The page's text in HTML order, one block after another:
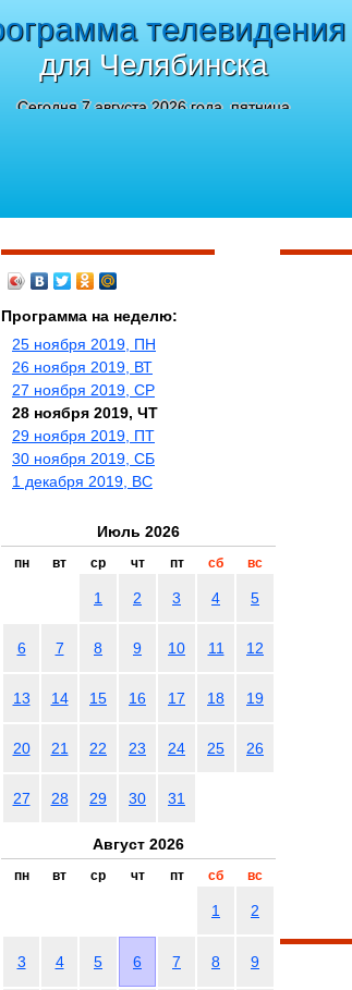
телевидения
для Челябинска
Сегодня 7 августа 2026 года, пятница
Программа на неделю:
25 ноября 2019, ПН
26 ноября 2019, ВТ
27 ноября 2019, СР
28 ноября 2019, ЧТ
29 ноября 2019, ПТ
30 ноября 2019, СБ
1 декабря 2019, ВС
Июль 2026
пн вт ср чт пт сб вс
1 2 3 4 5
6 7 8 9 10 11 12
13 14 15 16 17 18 19
20 21 22 23 24 25 26
27 28 29 30 31
Август 2026
пн вт ср чт пт сб вс
1 2
3 4 5 6 7 8 9